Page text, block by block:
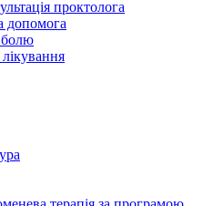
проктолога
допомога
болю
лікування